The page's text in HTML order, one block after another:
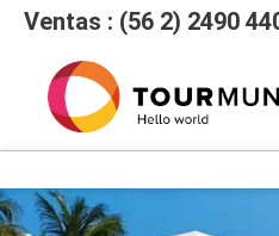
Ventas : (56 2) 2490